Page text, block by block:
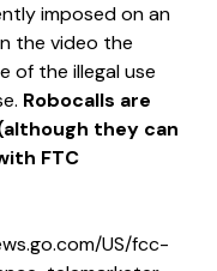
imposed on an
the video the
of the illegal use
Robocalls are
they can
FTC
US/fcc-